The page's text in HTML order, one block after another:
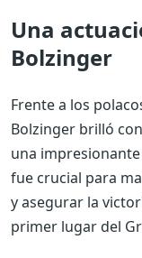
Una
Bolzinger
Frente a los
Bolzinger brilló
una
fue crucial para
y asegurar la
primer lugar del